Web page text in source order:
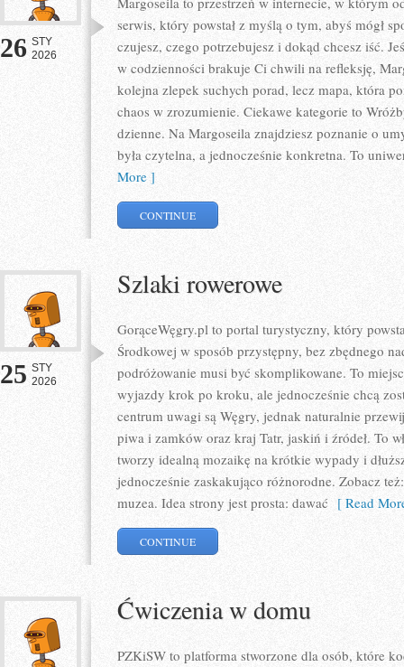
26 STY
2026
serwis, który powstał z myślą o tym, abyś mógł
czujesz, czego potrzebujesz i dokąd chcesz iść.
w codzienności brakuje Ci chwili na refleksję,
kolejna zlepek suchych porad, lecz mapa, która
chaos w zrozumienie. Ciekawe kategorie to
dzienne. Na Margoseila znajdziesz poznanie o
była czytelna, a jednocześnie konkretna. To
More ]
CONTINUE
25 STY
2026
Szlaki rowerowe
GorąceWęgry.pl to portal turystyczny, który
Środkowej w sposób przystępny, bez zbędnego
podróżowanie musi być skomplikowane. To
wyjazdy krok po kroku, ale jednocześnie chcą
centrum uwagi są Węgry, jednak naturalnie
piwa i zamków oraz kraj Tatr, jaskiń i źródeł. To
tworzy idealną mozaikę na krótkie wypady i
jednocześnie zaskakująco różnorodne. Zobacz
muzea. Idea strony jest prosta: dawać [ Read
CONTINUE
Ćwiczenia w domu
PZKiSW to platforma stworzone dla osób, które